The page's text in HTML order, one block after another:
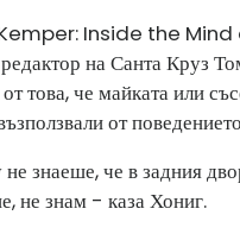
Inside the
на Санта Круз
това, че майката или
от
знаеше, че в задния
не знам - каза Хониг.